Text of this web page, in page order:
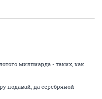
миллиарда - таких, как
подавай, да серебряной